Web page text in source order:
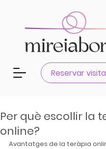
Reservar visita
Per què escollir la
online?
Avantatges de la teràpia